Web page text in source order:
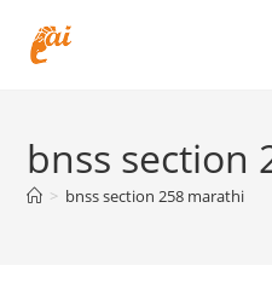
bnss section
> bnss section 258 marathi